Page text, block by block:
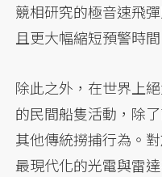
競相研究的極音速飛
且更大幅縮短預警時
除此之外，在世界上
的民間船隻活動，除
其他傳統撈捕行為。
最現代化的光電與雷